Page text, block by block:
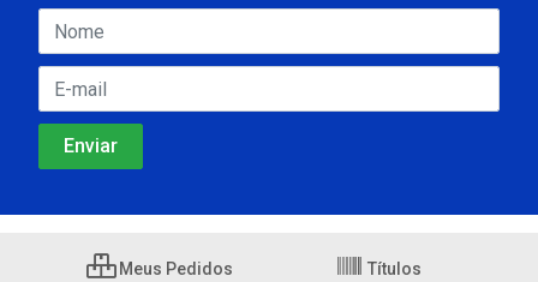
Meus Pedidos Títulos